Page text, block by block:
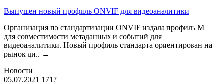
Выпущен новый профиль ONVIF для видеоаналитики
Организация по стандартизации ONVIF издала профиль М
для совместимости метаданных и событий для
видеоаналитики. Новый профиль стандарта ориентирован на
рынок ди.. →
Новости
05.07.2021 1717